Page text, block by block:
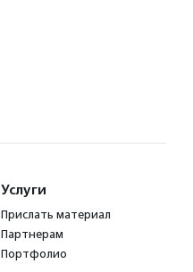
Услуги
Прислать материал
Партнерам
Портфолио